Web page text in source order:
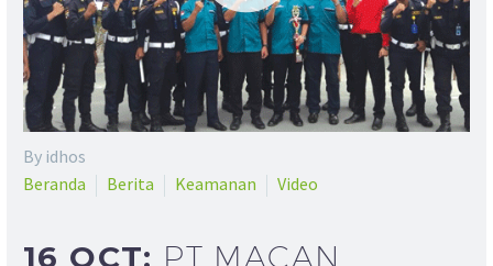
Player
By idhos
Beranda
Berita Keamanan Video
16 OCT: PT MACAN